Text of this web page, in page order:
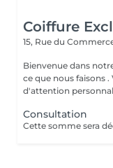
Coiffure
15, Rue du
Bienvenue dans
ce que nous faisons
d'attention
Consultation